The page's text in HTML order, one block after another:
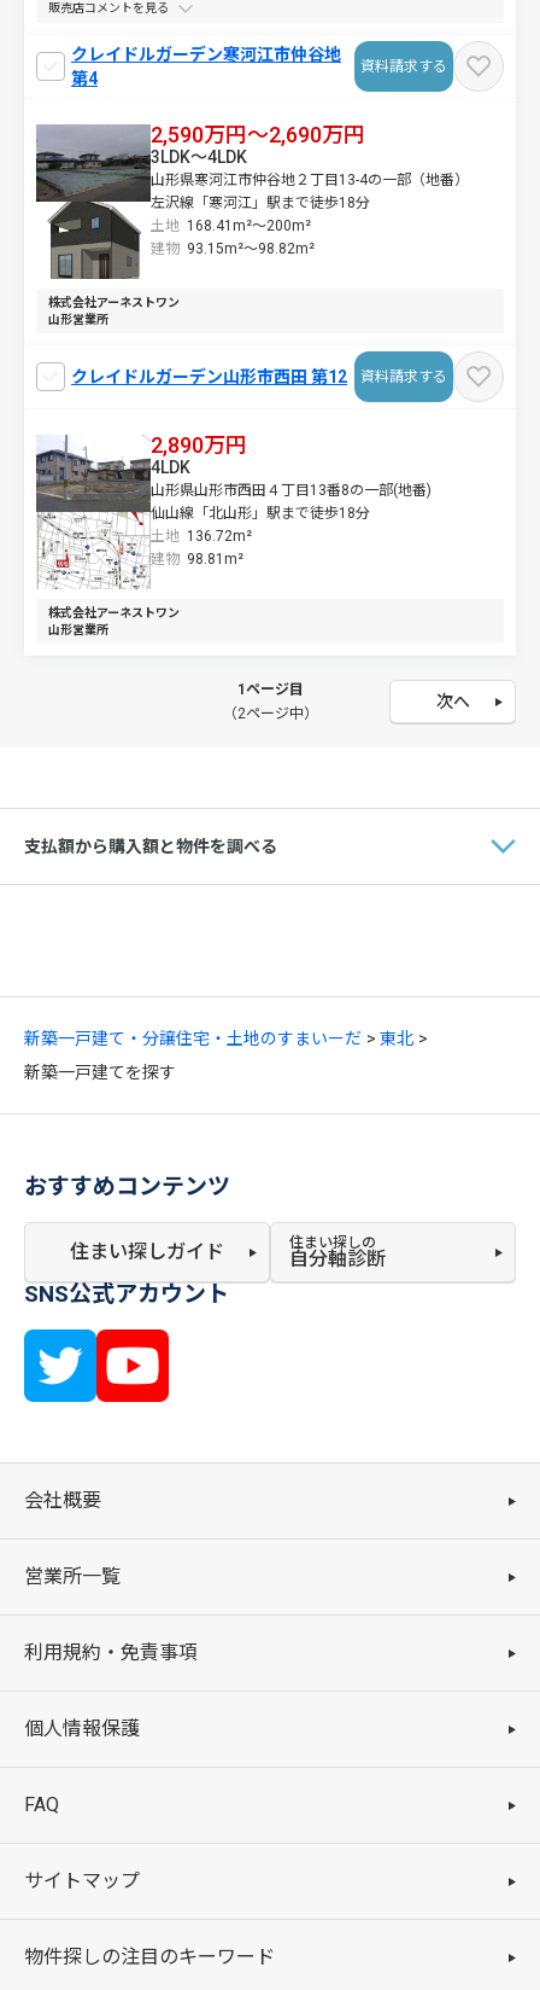
新築一戸建て・分譲住宅・土地のすまいーだ
東北
新築一戸建てを探す
販売店コメントを
クレイドルガーデン寒河江市仲谷地
第4
資料請求する
2,590万円～2,690万円
山形県寒河江市仲谷地２丁目13-4の一部（地番）
左沢線「寒河江」駅まで徒歩18分
土地 168.41m²～200m²
3LDK～4LDK
建物 93.15m²～98.82m²
株式会社アーネストワン
山形営業所
クレイドルガーデン山形市西田 第12 資料請求する
2,890万円
山形県山形市西田４丁目13番8の一部(地番)
仙山線「北山形」駅まで徒歩18分
土地 136.72m²
4LDK
建物 98.81m²
株式会社アーネストワン
山形営業所
1ページ目
（2ページ中）
次へ
支払額から購入額と物件を調べる
おすすめコンテンツ
住まい探しガイド 住まい探しの
自分軸診断
SNS公式アカウント
会社概要
営業所一覧
利用規約・免責事項
個人情報保護
FAQ
サイトマップ
物件探しの注目のキーワード